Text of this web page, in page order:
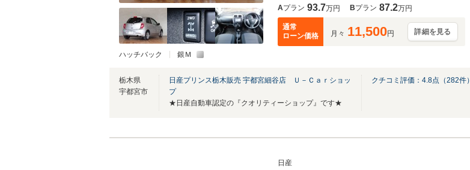
ハッチバック 銀Ｍ
Aプラン 93.7万円 Bプラン 87.2万円
通常
ローン価格
月々 11,500円 詳細を見る
栃木県
宇都宮市
日産プリンス栃木販売 宇都宮細谷店 Ｕ－Ｃａｒショッ
プ
★日産自動車認定の『クオリティーショップ』です★
クチコミ評価： 4.8点（282件）
日産